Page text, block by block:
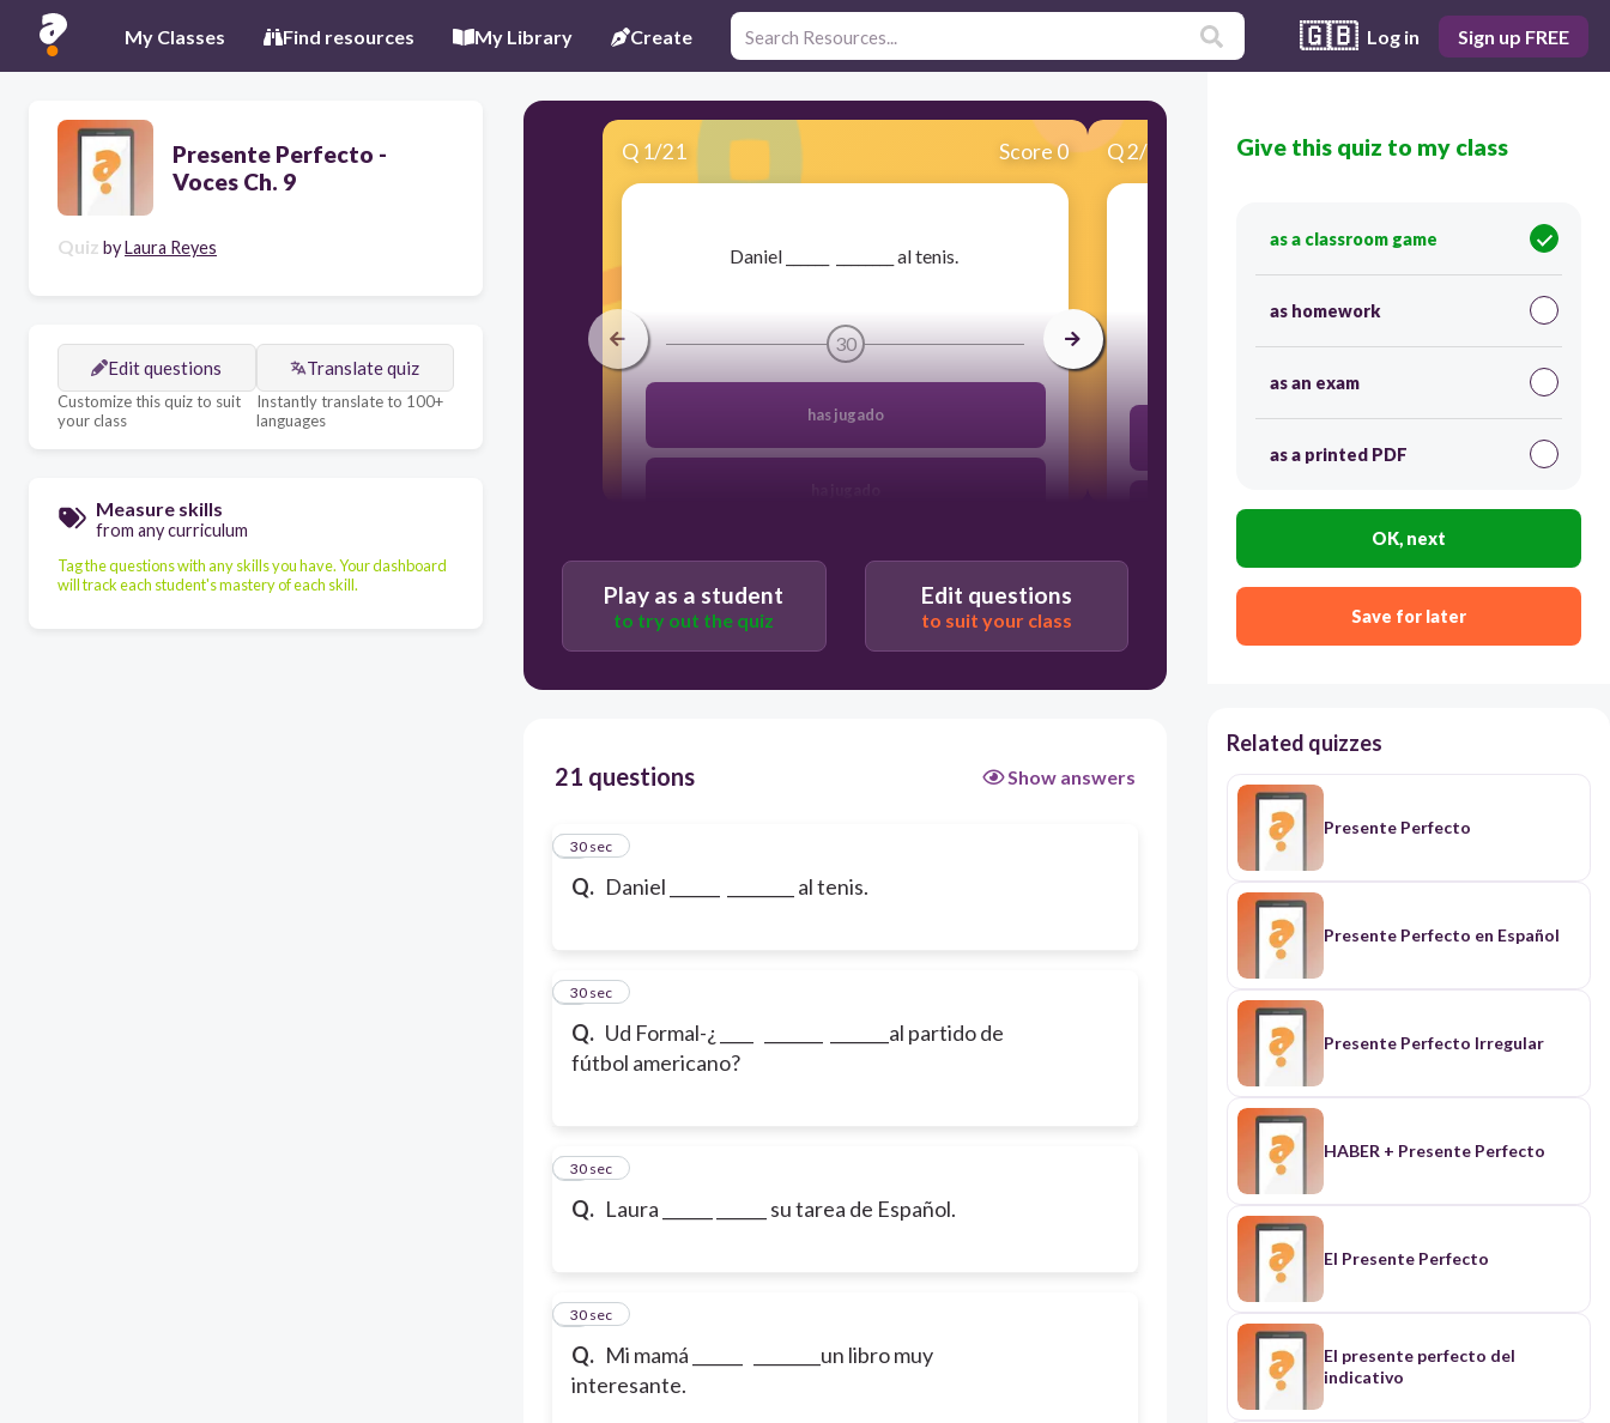
My Classes Find resources My Library Create 🇬🇧 Log in Sign up FREE
Presente Perfecto -
Voces Ch. 9
Quiz byLaura Reyes
Edit questions
Customize this quiz to suit
your class
Translate quiz
Instantly translate to 100+
languages
Measure skills
from any curriculum
Tag the questions with any skills you have. Your dashboard
will track each student's mastery of each skill.
Q 1/21 Score 0
​Daniel ______ ________ al tenis.
30
has jugado
he judado
Q2/21 Score 0
fútbol americano?
No ha ido
Has ido al
Play as a student
to try out the quiz
Edit questions
to suit your class
21 questions Show answers
Q. Daniel ______ ________ al tenis.
1
30 sec
Q. Ud Formal-¿ ____ _______ _______al partido de
fútbol americano?
2
30 sec
Q. Laura ______ ______ su tarea de Español.
3
30 sec
Q. Mi mamá ______ ________un libro muy
interesante.
4
30 sec
Give this quiz to my class
as a classroom game
as homework
as an exam
as a printed PDF
OK, next
Save for later
Related quizzes
Presente Perfecto
Presente Perfecto en Español
Presente Perfecto Irregular
HABER + Presente Perfecto
El Presente Perfecto
El presente perfecto del
indicativo